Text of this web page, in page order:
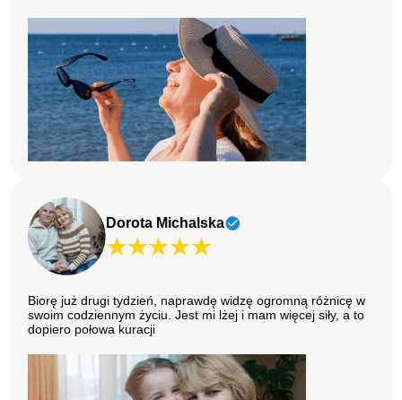
Dorota Michalska
Biorę już drugi tydzień, naprawdę widzę ogromną różnicę w
swoim codziennym życiu. Jest mi lżej i mam więcej siły, a to
dopiero połowa kuracji